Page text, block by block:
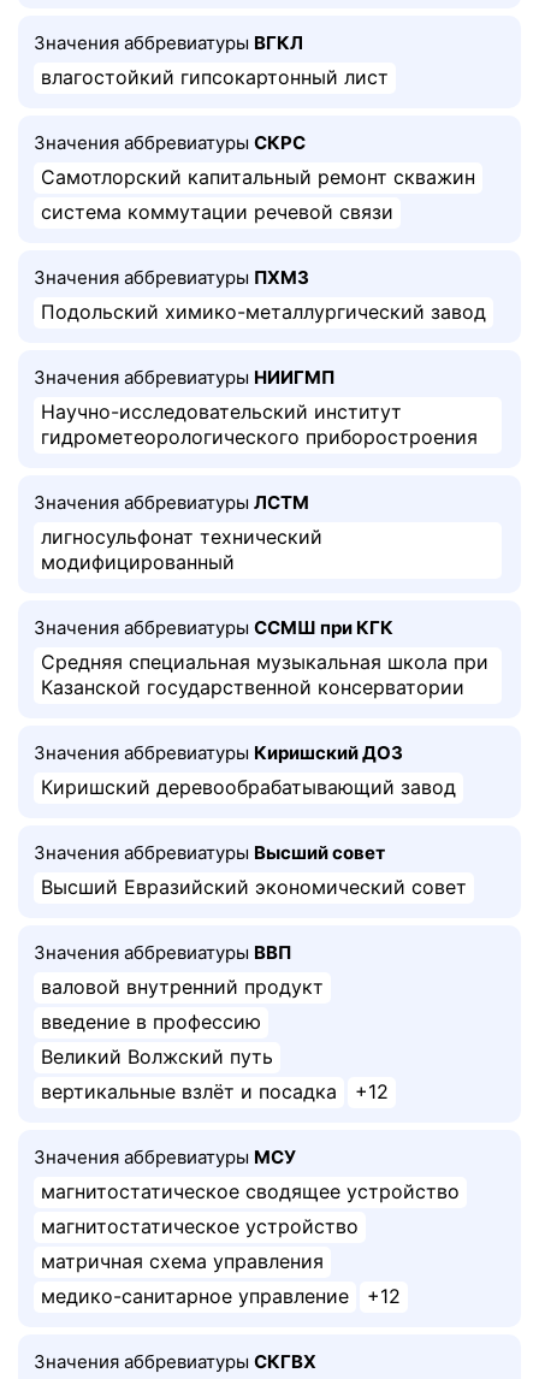
Значения аббревиатуры ВГКЛ
влагостойкий гипсокартонный лист
Значения аббревиатуры СКРС
Самотлорский капитальный ремонт скважин
система коммутации речевой связи
Значения аббревиатуры ПХМЗ
Подольский химико-металлургический завод
Значения аббревиатуры НИИГМП
Научно-исследовательский институт
гидрометеорологического приборостроения
Значения аббревиатуры ЛСТМ
лигносульфонат технический
модифицированный
Значения аббревиатуры ССМШ при КГК
Средняя специальная музыкальная школа при
Казанской государственной консерватории
Значения аббревиатуры Киришский ДОЗ
Киришский деревообрабатывающий завод
Значения аббревиатуры Высший совет
Высший Евразийский экономический совет
Значения аббревиатуры ВВП
валовой внутренний продукт
введение в профессию
Великий Волжский путь
вертикальные взлёт и посадка
+12
Значения аббревиатуры МСУ
магнитостатическое сводящее устройство
магнитостатическое устройство
матричная схема управления
медико-санитарное управление
+12
Значения аббревиатуры СКГВХ